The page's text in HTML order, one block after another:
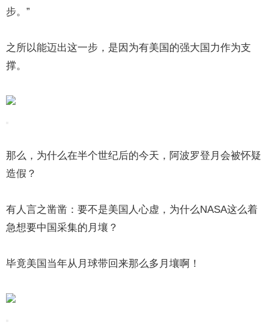
步。”
之所以能迈出这一步，是因为有美国的强大国力作为支
撑。
那么，为什么在半个世纪后的今天，阿波罗登月会被怀疑
造假？
有人言之凿凿：要不是美国人心虚，为什么NASA这么着
急想要中国采集的月壤？
毕竟美国当年从月球带回来那么多月壤啊！